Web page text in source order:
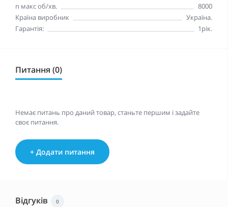
n макc oб/хв.
8000
Країна виробник
Україна.
Гарантія:
1рік.
Питання (0)
Немає питань про даний товар, станьте першим і задайте
своє питання.
+ Додати питання
Відгуків 0